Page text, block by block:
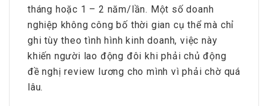
tháng hoặc 1 – 2 năm/lần. Một số doanh
nghiệp không công bố thời gian cụ thể mà chỉ
ghi tùy theo tình hình kinh doanh, việc này
khiến người lao động đôi khi phải chủ động
đề nghị review lương cho mình vì phải chờ quá
lâu.